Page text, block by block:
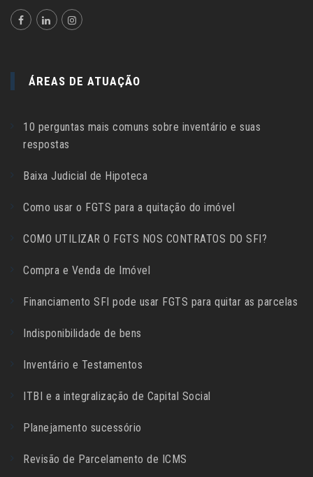
ÁREAS DE ATUAÇÃO
10 perguntas mais comuns sobre inventário e suas
respostas
Baixa Judicial de Hipoteca
Como usar o FGTS para a quitação do imóvel
COMO UTILIZAR O FGTS NOS CONTRATOS DO SFI?
Compra e Venda de Imóvel
Financiamento SFI pode usar FGTS para quitar as parcelas
Indisponibilidade de bens
Inventário e Testamentos
ITBI e a integralização de Capital Social
Planejamento sucessório
Revisão de Parcelamento de ICMS